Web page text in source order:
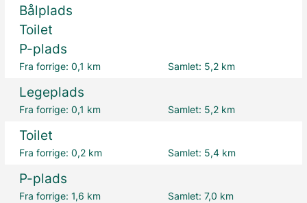
Bålplads
Toilet
P-plads
Fra forrige:0,1 km Samlet: 5,2 km
Legeplads
Fra forrige:0,1 km Samlet: 5,2 km
Toilet
Fra forrige:0,2 km Samlet: 5,4 km
P-plads
Fra forrige:1,6 km Samlet: 7,0 km